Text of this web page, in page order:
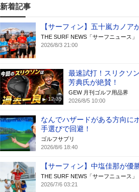
新着記事
【サーフィン】五十嵐カノア
THE SURF NEWS「サーフニュース」
2026/8/3 21:00
12:35
最速試打！スリクソ
芳典氏が絶賛！
GEW 月刊ゴルフ用品界
2026/8/5 10:00
なんでハザードがある方向に
手選びで回避！
ゴルフサプリ
2026/8/6 18:40
【サーフィン】中塩佳那が優
THE SURF NEWS「サーフニュース」
2026/7/6 03:21